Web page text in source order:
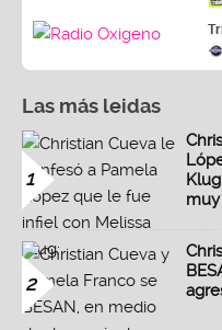
Las más leidas
1
2